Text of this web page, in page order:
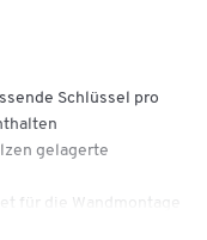
Schlüssel pro
gelagerte
für die Wandmontage